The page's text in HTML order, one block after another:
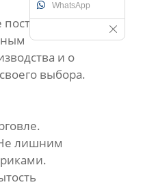
WhatsApp
поставщики
и о
выбора.
лишним